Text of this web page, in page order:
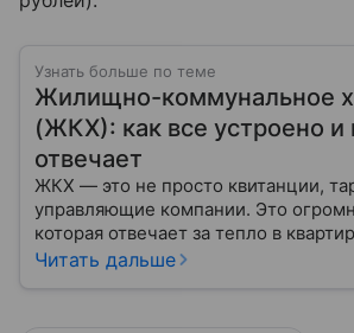
Узнать больше по теме
Жилищно-коммунальное
(ЖКХ): как все устроено и
отвечает
ЖКХ — это не просто квитанции,
управляющие компании. Это
которая отвечает за тепло в
кране, освещение улиц и чистоту во
Читать дальше